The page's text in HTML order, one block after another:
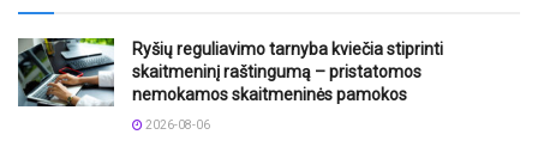
Ryšių reguliavimo tarnyba kviečia stiprinti
skaitmeninį raštingumą – pristatomos
nemokamos skaitmeninės pamokos
2026-08-06